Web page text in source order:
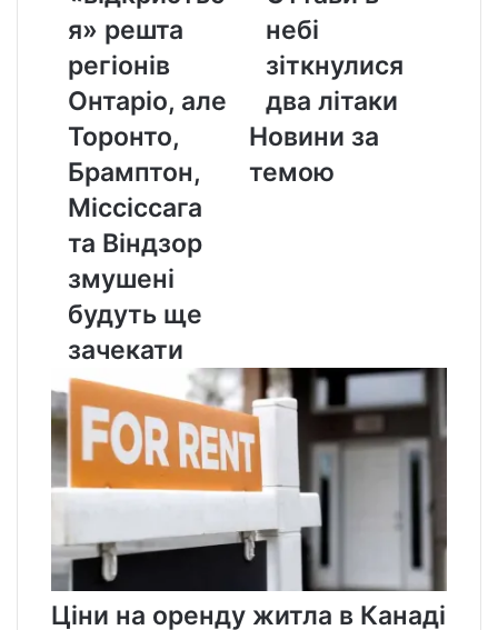
решта
регіонів
Онтаріо,
але
Торонто,
Брамптон,
Міссіссага
та
Віндзор
змушені
будуть
ще
зачекати
я» решта
регіонів
Онтаріо, але
Торонто,
Брамптон,
Міссіссага
та Віндзор
змушені
будуть ще
зачекати
небі
зіткнулися
два
літаки
небі
зіткнулися
два літаки
Новини за
темою
Ціни на оренду житла в Канаді